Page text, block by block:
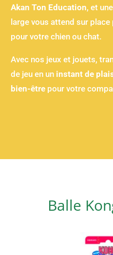
Akan Ton Education, et
large vous attend sur
pour votre chien ou chat.
Avec nos jeux et jouets,
de jeu en un instant de
bien-être pour votre
Balle